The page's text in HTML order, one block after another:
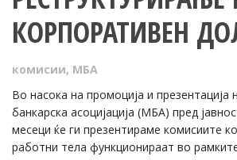
КОРПОРАТИВЕН
комисии, МБА
Во насока на промоција и презентација
банкарска асоцијација (МБА) пред
месеци ќе ги презентираме комисиите
работни тела функционираат во